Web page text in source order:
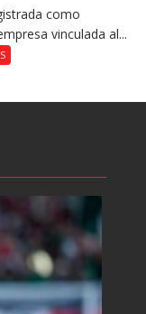
como
vinculada al...